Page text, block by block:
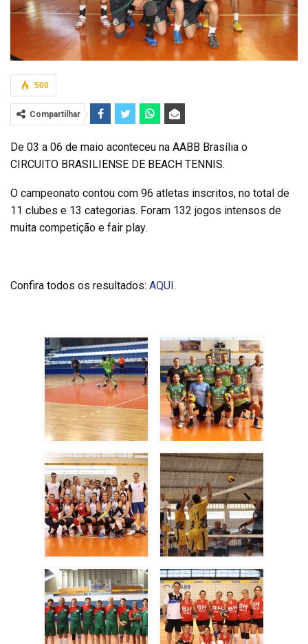
500
Compartilhar
De 03 a 06 de maio aconteceu na AABB Brasília o
CIRCUITO BRASILIENSE DE BEACH TENNIS.
O campeonato contou com 96 atletas inscritos, no total de
11 clubes e 13 categorias. Foram 132 jogos intensos de
muita competição e fair play.
Confira todos os resultados: AQUI.